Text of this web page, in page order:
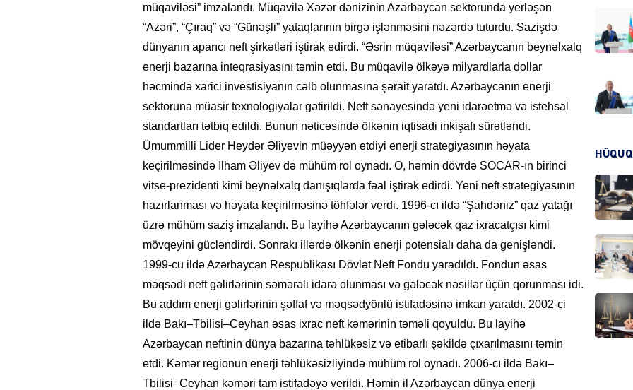
müqaviləsi” imzalandı. Müqavilə Xəzər dənizinin Azərbaycan sektorunda yerləşən
“Azəri”, “Çıraq” və “Günəşli” yataqlarının birgə işlənməsini nəzərdə tuturdu. Sazişdə
dünyanın aparıcı neft şirkətləri iştirak edirdi. “Əsrin müqaviləsi” Azərbaycanın beynəlxalq
enerji bazarına inteqrasiyasını təmin etdi. Bu müqavilə ölkəyə milyardlarla dollar
həcmində xarici investisiyanın cəlb olunmasına şərait yaratdı. Azərbaycanın enerji
sektoruna müasir texnologiyalar gətirildi. Neft sənayesində yeni idarəetmə və istehsal
standartları tətbiq edildi. Bunun nəticəsində ölkənin iqtisadi inkişafı sürətləndi.
Ümummilli Lider Heydər Əliyevin müəyyən etdiyi enerji strategiyasının həyata
keçirilməsində İlham Əliyev də mühüm rol oynadı. O, həmin dövrdə SOCAR-ın birinci
vitse-prezidenti kimi beynəlxalq danışıqlarda fəal iştirak edirdi. Yeni neft strategiyasının
hazırlanması və həyata keçirilməsinə töhfələr verdi. 1996-cı ildə “Şahdəniz” qaz yatağı
üzrə mühüm saziş imzalandı. Bu layihə Azərbaycanın gələcək qaz ixracatçısı kimi
mövqeyini gücləndirdi. Sonrakı illərdə ölkənin enerji potensialı daha da genişləndi.
1999-cu ildə Azərbaycan Respublikası Dövlət Neft Fondu yaradıldı. Fondun əsas
məqsədi neft gəlirlərinin səmərəli idarə olunması və gələcək nəsillər üçün qorunması idi.
Bu addım enerji gəlirlərinin şəffaf və məqsədyönlü istifadəsinə imkan yaratdı. 2002-ci
ildə Bakı–Tbilisi–Ceyhan əsas ixrac neft kəmərinin təməli qoyuldu. Bu layihə
Azərbaycan neftinin dünya bazarına təhlükəsiz və etibarlı şəkildə çıxarılmasını təmin
etdi. Kəmər regionun enerji təhlükəsizliyində mühüm rol oynadı. 2006-cı ildə Bakı–
Tbilisi–Ceyhan kəməri tam istifadəyə verildi. Həmin il Azərbaycan dünya enerji
HÜQUQ